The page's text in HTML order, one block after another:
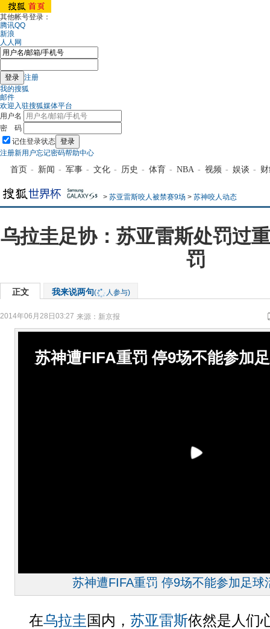
其他帐号登录：
腾讯QQ
新浪
人人网
注册
我的搜狐
邮件
欢迎入驻搜狐媒体平台
用户名
密 码
记住登录状态
注册新用户忘记密码帮助中心
首页 - 新闻 - 军事 - 文化 - 历史 - 体育 - NBA - 视频 - 娱谈 -
> 苏亚雷斯咬人被禁赛9场 > 苏神咬人动态
乌拉圭足协：苏亚雷斯处罚过
罚
正文 我来说两句( 人参与)
2014年06月28日03:27 来源： 新京报
苏神遭FIFA重罚 停9场不能参加
苏神遭FIFA重罚 停9场不能参加足球
在乌拉圭国内， 苏亚雷斯依然是人们